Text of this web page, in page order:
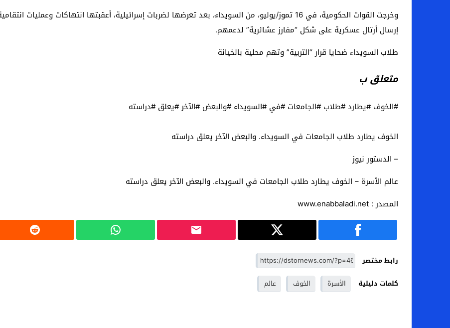
وخرجت القوات الحكومية، في 16 تموز/يوليو، من السويداء، بعد تعرضها لضربات إسرائيلية، أعقبتها انتهاكات
إرسال أرتال عسكرية على شكل “مفارز عشائرية” لدعمهم.
طلاب السويداء ضحايا قرار “التربية” وتهم محلية بالخيانة
متعلق ب
#الخوف #يطارد #طلاب #الجامعات #في #السويداء #والبعض #الآخر #يعلق #دراسته
الخوف يطارد طلاب الجامعات في السويداء. والبعض الآخر يعلق دراسته
– الدستور نيوز
عالم الأسرة – الخوف يطارد طلاب الجامعات في السويداء. والبعض الآخر يعلق دراسته
المصدر : www.enabbaladi.net
رابط مختصر
كلمات دليلية
الأسرة الخوف عالم